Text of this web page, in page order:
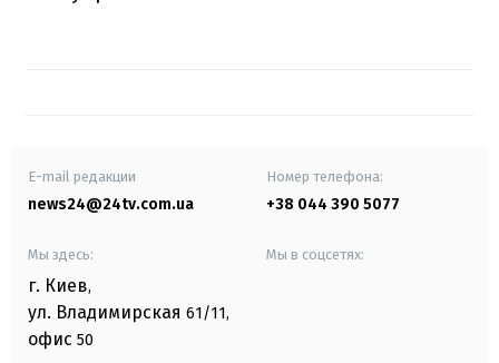
E-mail редакции
news24@24tv.com.ua
Номер телефона:
+38 044 390 5077
Мы здесь:
г. Киев,
ул. Владимирская 61/11,
офис 50
Мы в соцсетях: